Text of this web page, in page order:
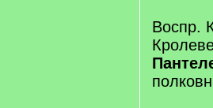
Воспр.